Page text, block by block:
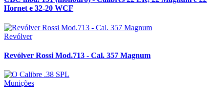
Hornet e 32-20 WCF
Revólver
Revólver Rossi Mod.713 - Cal. 357 Magnum
Munições